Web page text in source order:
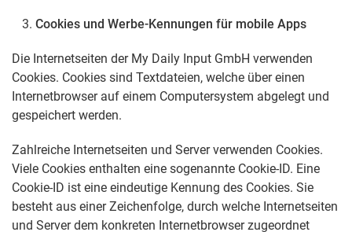
Cookies und Werbe-Kennungen für mobile Apps
Die Internetseiten der My Daily Input GmbH verwenden
Cookies. Cookies sind Textdateien, welche über einen
Internetbrowser auf einem Computersystem abgelegt und
gespeichert werden.
Zahlreiche Internetseiten und Server verwenden Cookies.
Viele Cookies enthalten eine sogenannte Cookie-ID. Eine
Cookie-ID ist eine eindeutige Kennung des Cookies. Sie
besteht aus einer Zeichenfolge, durch welche Internetseiten
und Server dem konkreten Internetbrowser zugeordnet